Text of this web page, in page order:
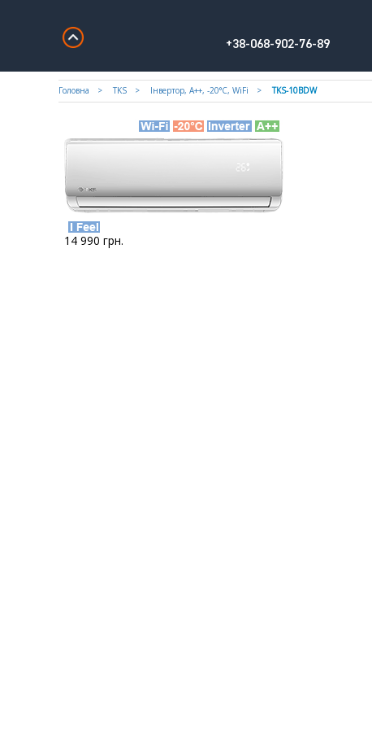
+38-068-902-76-89
Головна TKS Інвертор, А++, -20°С, WiFi TKS-10BDW
14 990 грн.